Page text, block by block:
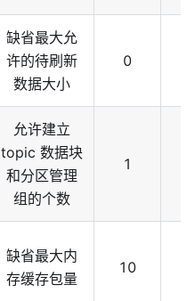
缺省最大允
许的待刷新
数据大小
0
允许建立
topic 数据块
和分区管理
组的个数
1
缺省最大内
存缓存包量
10